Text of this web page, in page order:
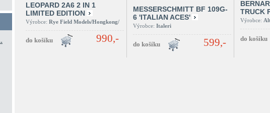
LEOPARD 2A6 2 IN 1
LIMITED EDITION
Výrobce: Rye Field Models/Hongkong/
990,-
MESSERSCHMITT BF 109G-
6 'ITALIAN ACES'
Výrobce: Italeri
599,-
TRUCK
Výrobce: